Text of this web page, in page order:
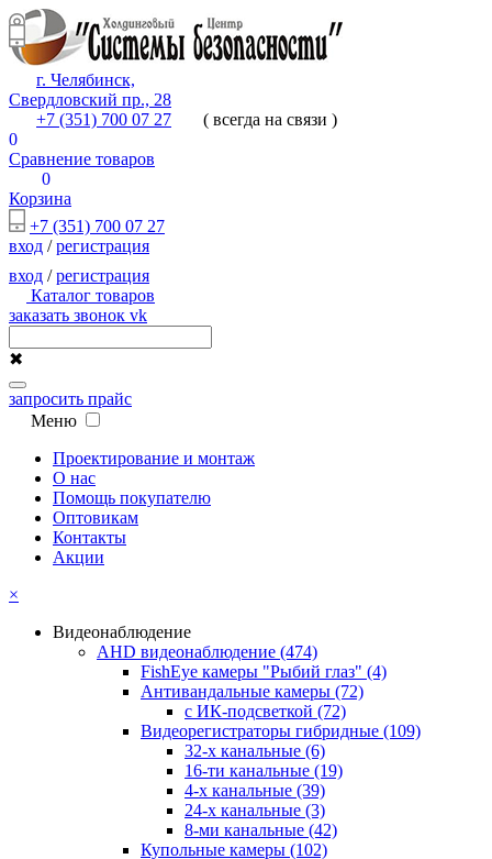
г. Челябинск,
Свердловский пр., 28
+7 (351) 700 07 27
( всегда на связи )
0
Сравнение товаров
0
Корзина
+7 (351) 700 07 27
вход /регистрация
вход /регистрация
Каталог товаров
заказать звонок vk
✖
запросить прайс
Меню
Проектирование и монтаж
О нас
Помощь покупателю
Оптовикам
Контакты
Акции
×
Видеонаблюдение
AHD видеонаблюдение (474)
FishEye камеры "Рыбий глаз" (4)
Антивандальные камеры (72)
с ИК-подсветкой (72)
Видеорегистраторы гибридные (109)
32-х канальные (6)
16-ти канальные (19)
4-х канальные (39)
24-х канальные (3)
8-ми канальные (42)
Купольные камеры (102)